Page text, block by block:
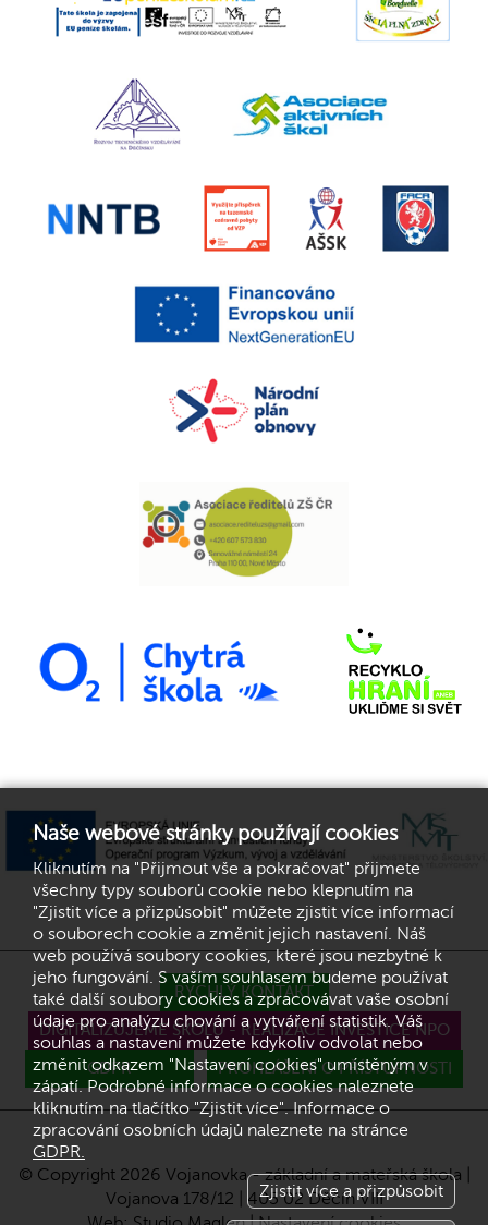
RYCHLÝ KONTAKT
DIGITALIZUJEME ŠKOLU - REALIZACE INVESTICE NPO
GDPR PROHLÁŠENÍ O PŘÍSTUPNOSTI
© Copyright 2026 Vojanovka - základní a mateřská škola |
Vojanova 178/12 | 405 02 Děčín VIII
Naše webové stránky používají cookies
Kliknutím na "Přijmout vše a pokračovat" přijmete
všechny typy souborů cookie nebo klepnutím na
"Zjistit více a přizpůsobit" můžete zjistit více informací
o souborech cookie a změnit jejich nastavení. Náš
web používá soubory cookies, které jsou nezbytné k
jeho fungování. S vaším souhlasem budeme používat
také další soubory cookies a zpracovávat vaše osobní
údaje pro analýzu chování a vytváření statistik. Váš
souhlas a nastavení můžete kdykoliv odvolat nebo
změnit odkazem "Nastavení cookies" umístěným v
zápatí. Podrobné informace o cookies naleznete
kliknutím na tlačítko "Zjistit více". Informace o
zpracování osobních údajů naleznete na stránce
GDPR.
Zjistit více a přizpůsobit